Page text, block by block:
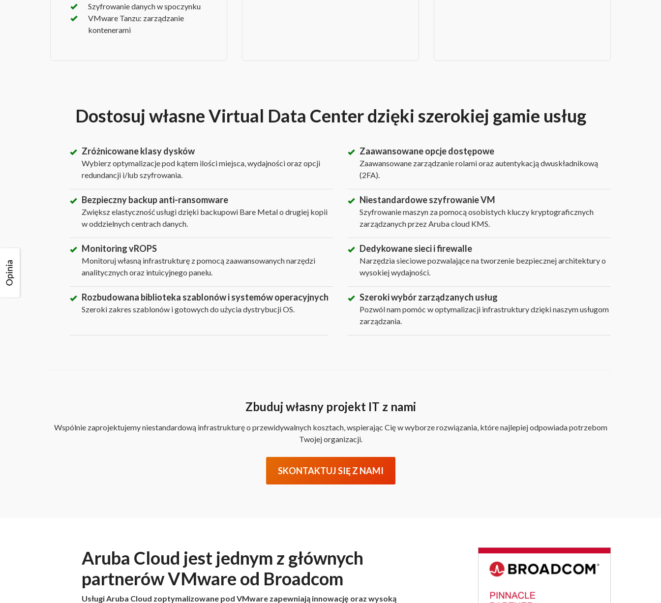
Szyfrowanie danych w spoczynku
VMware Tanzu: zarządzanie
kontenerami
Dostosuj własne Virtual Data Center dzięki szerokiej gamie usług
Zróżnicowane klasy dysków
Wybierz optymalizacje pod kątem ilości miejsca, wydajności oraz opcji
redundancji i/lub szyfrowania.
Zaawansowane opcje dostępowe
Zaawansowane zarządzanie rolami oraz autentykacją dwuskładnikową
(2FA).
Bezpieczny backup anti-ransomware
Zwiększ elastyczność usługi dzięki backupowi Bare Metal o drugiej kopii
w oddzielnych centrach danych.
Niestandardowe szyfrowanie VM
Szyfrowanie maszyn za pomocą osobistych kluczy kryptograficznych
zarządzanych przez Aruba cloud KMS.
Monitoring vROPS
Monitoruj własną infrastrukturę z pomocą zaawansowanych narzędzi
analitycznych oraz intuicyjnego panelu.
Dedykowane sieci i firewalle
Narzędzia sieciowe pozwalające na tworzenie bezpiecznej architektury o
wysokiej wydajności.
Rozbudowana biblioteka szablonów i systemów operacyjnych
Szeroki zakres szablonów i gotowych do użycia dystrybucji OS.
Szeroki wybór zarządzanych usług
Pozwól nam pomóc w optymalizacji infrastruktury dzięki naszym usługom
zarządzania.
Zbuduj własny projekt IT z nami
Wspólnie zaprojektujemy niestandardową infrastrukturę o przewidywalnych kosztach, wspierając Cię w wyborze rozwiązania, które najlepiej odpowiada potrzebom
Twojej organizacji.
SKONTAKTUJ SIĘ Z NAMI
Aruba Cloud jest jednym z głównych
partnerów VMware od Broadcom
Usługi Aruba Cloud zoptymalizowane pod VMware zapewniają innowację oraz wysoką